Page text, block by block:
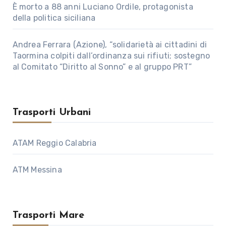
È morto a 88 anni Luciano Ordile, protagonista
della politica siciliana
Andrea Ferrara (Azione), “solidarietà ai cittadini di
Taormina colpiti dall’ordinanza sui rifiuti; sostegno
al Comitato “Diritto al Sonno” e al gruppo PRT”
Trasporti Urbani
ATAM Reggio Calabria
ATM Messina
Trasporti Mare